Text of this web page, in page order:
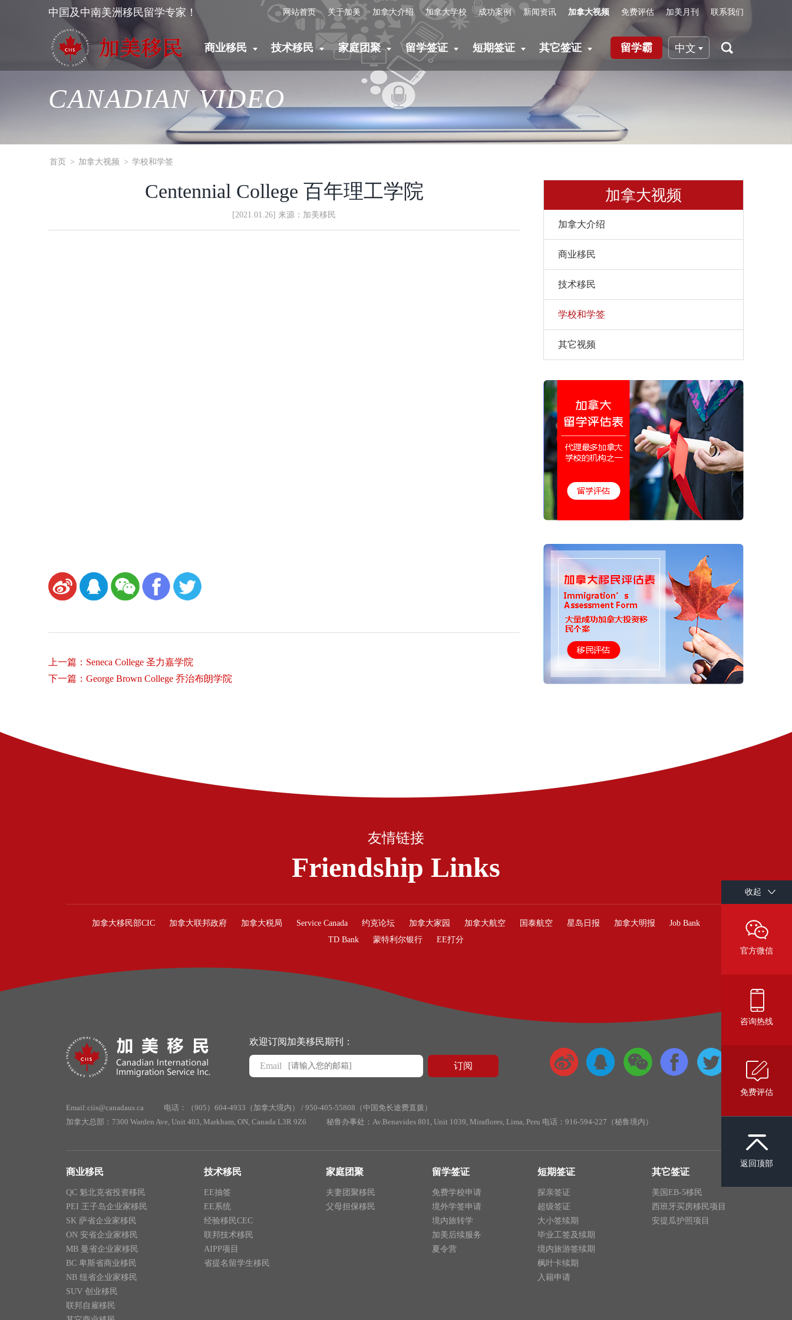
中国及中南美洲移民留学专家！ 网站首页 关于加美 加拿大介绍 加拿大学校 成功案例 新闻资讯 加拿大视频 免费评估 加美月刊 联系我们
商业移民 技术移民 家庭团聚 留学签证 短期签证 其它签证 留学霸 中文
CANADIAN VIDEO
首页 > 加拿大视频 > 学校和学签
Centennial College 百年理工学院
[2021.01.26] 来源：加美移民
上一篇：Seneca College 圣力嘉学院
下一篇：George Brown College 乔治布朗学院
加拿大视频
加拿大介绍
商业移民
技术移民
学校和学签
其它视频
友情链接
Friendship Links
加拿大移民部CIC 加拿大联邦政府 加拿大税局 Service Canada 约克论坛 加拿大家园 加拿大航空 国泰航空 星岛日报 加拿大明报
Job Bank
TD Bank
蒙特利尔银行 EE打分
欢迎订阅加美移民期刊：
Email
Email:ciis@canadaus.ca 电话：（905）604-4933（加拿大境内） / 950-405-55808（中国免长途费直拨）
加拿大总部：7300 Warden Ave, Unit 403, Markham, ON, Canada L3R 9Z6
秘鲁办事处：Av.Benavides 801, Unit 1039, Miraflores, Lima, Peru 电话：916-594-227（秘鲁境内）
商业移民
QC 魁北克省投资移民
PEI 王子岛企业家移民
SK 萨省企业家移民
ON 安省企业家移民
MB 曼省企业家移民
BC 卑斯省商业移民
NB 纽省企业家移民
SUV 创业移民
联邦自雇移民
技术移民
EE抽签
EE系统
经验移民CEC
联邦技术移民
AIPP项目
省提名留学生移民
家庭团聚
夫妻团聚移民
父母担保移民
留学签证
免费学校申请
境外学签申请
境内旅转学
加美后续服务
夏令营
短期签证
探亲签证
超级签证
大小签续期
毕业工签及续期
境内旅游签续期
枫叶卡续期
入籍申请
其它签证
美国EB-5移民
西班牙买房移民项目
安提瓜护照项目
收起
官方微信
咨询热线
免费评估
返回顶部